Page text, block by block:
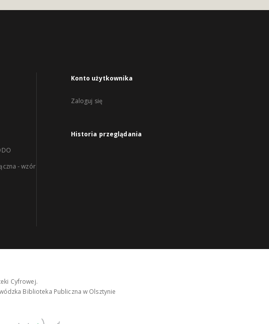
- wzór
Konto użytkownika
Zaloguj się
Historia przeglądania
Cyfrowej.
Biblioteka Publiczna w Olsztynie